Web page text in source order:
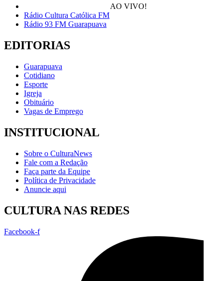
AO VIVO!
Rádio Cultura Católica FM
Rádio 93 FM Guarapuava
EDITORIAS
Guarapuava
Cotidiano
Esporte
Igreja
Obituário
Vagas de Emprego
INSTITUCIONAL
Sobre o CulturaNews
Fale com a Redação
Faça parte da Equipe
Política de Privacidade
Anuncie aqui
CULTURA NAS REDES
Facebook-f